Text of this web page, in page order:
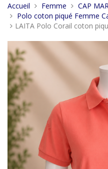
Vous
êtes
ici :
Accueil Femme
CAP
Polo coton piqué Femme
LAITA Polo Corail coton